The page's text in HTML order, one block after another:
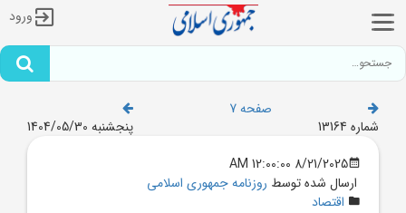
ورود
صفحه 7
شماره 13164
پنجشنبه 1404/05/30
8/21/2025 12:00:00 AM
ارسال شده توسط روزنامه جمهوری اسلامی
اقتصاد